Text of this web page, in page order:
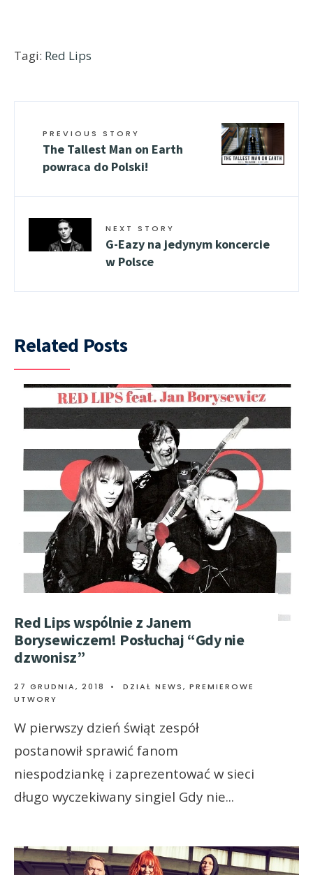
Tagi: Red Lips
PREVIOUS STORY
The Tallest Man on Earth
powraca do Polski!
NEXT STORY
G-Eazy na jedynym koncercie
w Polsce
Related Posts
Red Lips wspólnie z Janem
Borysewiczem! Posłuchaj “Gdy nie
dzwonisz”
27 GRUDNIA, 2018 • DZIAŁ NEWS, PREMIEROWE
UTWORY
W pierwszy dzień świąt zespół
postanowił sprawić fanom
niespodziankę i zaprezentować w sieci
długo wyczekiwany singiel Gdy nie...